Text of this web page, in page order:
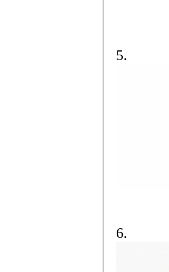
5.
6.